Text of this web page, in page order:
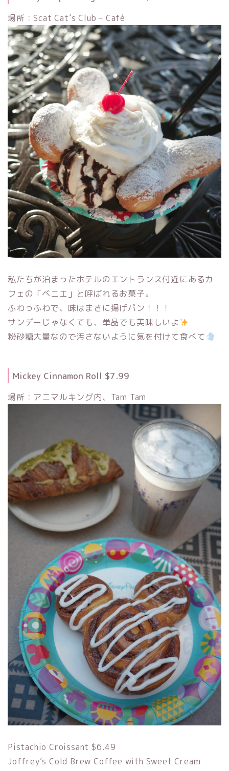
場所：Scat Cat’s Club – Café
私たちが泊まったホテルのエントランス付近にあるカ
フェの「ベニエ」と呼ばれるお菓子。
ふわっふわで、味はまさに揚げパン！！！
サンデーじゃなくても、単品でも美味しいよ
粉砂糖大量なので汚さないように気を付けて食べて
Mickey Cinnamon Roll $7.99
場所：アニマルキング内、Tam Tam
Pistachio Croissant $6.49
Joffrey’s Cold Brew Coffee with Sweet Cream